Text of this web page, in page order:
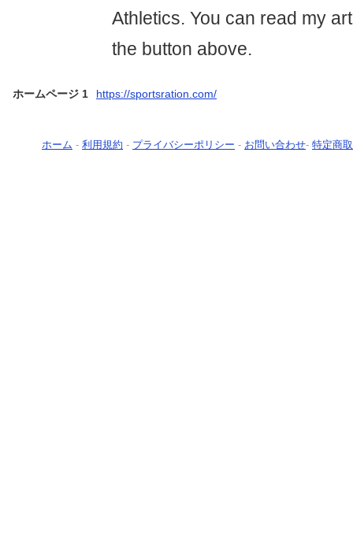
Athletics. You can read my
the button above.
ホームページ 1 https://sportsration.com/
ホーム - 利用規約 - プライバシーポリシー - お問い合わせ- 特定商